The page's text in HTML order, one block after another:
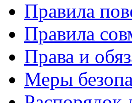
Правила
Правила
Права и
Меры